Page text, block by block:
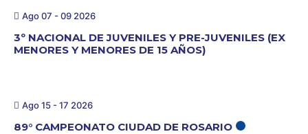
Ago 07 - 09 2026
3º NACIONAL DE JUVENILES Y PRE-JUVENILES (EX
MENORES Y MENORES DE 15 AÑOS)
Ago 15 - 17 2026
89° CAMPEONATO CIUDAD DE ROSARIO